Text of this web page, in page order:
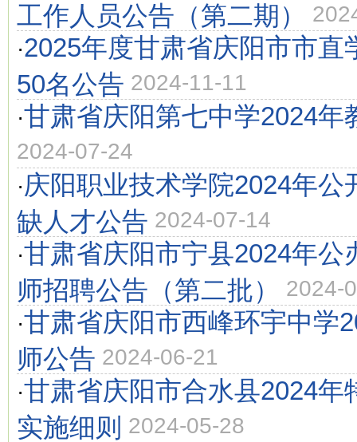
工作人员公告（第二期）
·2025年度甘肃省庆阳市市直
50名公告 2024-11-11
·甘肃省庆阳第七中学2024年
2024-07-24
·庆阳职业技术学院2024年公
缺人才公告 2024-07-14
·甘肃省庆阳市宁县2024年公
师招聘公告（第二批）
2024-
·甘肃省庆阳市西峰环宇中学
师公告 2024-06-21
·甘肃省庆阳市合水县2024年
实施细则 2024-05-28